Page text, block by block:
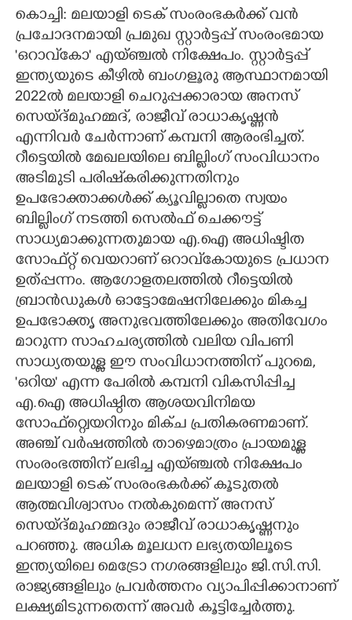
CARTOONS
LITERATURE
ZOOM
CONTACT US
കൊച്ചി: മലയാളി ടെക് സംരംഭകർക്ക് വൻ
പ്രചോദനമായി പ്രമുഖ സ്റ്റാർട്ടപ്പ് സംരംഭമായ
'ഒറാവ്‌കോ' എയ്ഞ്ചൽ നിക്ഷേപം. സ്റ്റാർട്ടപ്പ്
ഇന്ത്യയുടെ കീഴിൽ ബംഗളൂരു ആസ്ഥാനമായി
2022ൽ മലയാളി ചെറുപ്പക്കാരായ അനസ്
സെയ്ദ്മുഹമ്മദ്, രാജീവ് രാധാകൃഷ്ണൻ
എന്നിവർ ചേർന്നാണ് കമ്പനി ആരംഭിച്ചത്.
റീട്ടെയിൽ മേഖലയിലെ ബില്ലിംഗ് സംവിധാനം
അടിമുടി പരിഷ്‌കരിക്കുന്നതിനും
ഉപഭോക്താക്കൾക്ക് ക്യൂവില്ലാതെ സ്വയം
ബില്ലിംഗ് നടത്തി സെൽഫ് ചെക്കൗട്ട്
സാധ്യമാക്കുന്നതുമായ എ.ഐ അധിഷ്ടിത
സോഫ്റ്റ് വെയറാണ് ഒറാവ്‌കോയുടെ പ്രധാന
ഉത്പ്പന്നം. ആഗോളതലത്തിൽ റീട്ടെയിൽ
ബ്രാൻഡുകൾ ഓട്ടോമേഷനിലേക്കും മികച്ച
ഉപഭോക്തൃ അനുഭവത്തിലേക്കും അതിവേഗം
മാറുന്ന സാഹചര്യത്തിൽ വലിയ വിപണി
സാധ്യതയുള്ള ഈ സംവിധാനത്തിന് പുറമെ,
'ഒറിയ' എന്ന പേരിൽ കമ്പനി വികസിപ്പിച്ച
എ.ഐ അധിഷ്ഠിത ആശയവിനിമയ
സോഫ്റ്റ്വെയറിനും മിക്ച പ്രതികരണമാണ്.
അഞ്ച് വർഷത്തിൽ താഴെമാത്രം പ്രായമുള്ള
സംരംഭത്തിന് ലഭിച്ച എയ്ഞ്ചൽ നിക്ഷേപം
മലയാളി ടെക് സംരംഭകർക്ക് കൂടുതൽ
ആത്മവിശ്വാസം നൽകുമെന്ന് അനസ്
സെയ്ദ്മുഹമ്മദും രാജീവ് രാധാകൃഷ്ണനും
പറഞ്ഞു. അധിക മൂലധന ലഭ്യതയിലൂടെ
ഇന്ത്യയിലെ മെട്രോ നഗരങ്ങളിലും ജി.സി.സി.
രാജ്യങ്ങളിലും പ്രവർത്തനം വ്യാപിപ്പിക്കാനാണ്
ലക്ഷ്യമിടുന്നതെന്ന് അവർ കൂട്ടിച്ചേർത്തു.